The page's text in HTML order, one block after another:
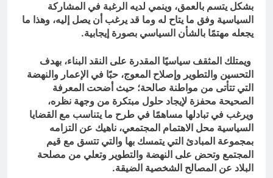
بشكل يتسم بالعمق، وينمي لديه الرغبة في المشاركة
السياسية وفق ما يتاح له وما قد يرغب أن يصل إليه، وهذا ما
يجعله مهتمًا بالشأن السياسي بصورة إيجابية.
ويمتلك المثقف سياسيًا المقدرة على النقد البناء، بهدف
التحسين والتطوير وإصلاح المعوج، حبًا في الإعمار والنهضة
التي تتأتى من مواطنة صالحة؛ حيث أضحت المعرفة
الصحيحة محفزة لإيجاد حلول مبتكرة من وجهة نظره،
ويرغب في تبادلها مساهمًا في طرح ما يتناسب مع القضايا
السياسية محل الاهتمام المجتمعي، ناهيك عن التزامه
بمجموعة المبادئ التي يتمسك بها والتي تتسق مع قيم
المجتمع وتحض على النهضة والتطوير وتعلي من مصلحة
البلاد عن المصالح الشخصية الضيقة.